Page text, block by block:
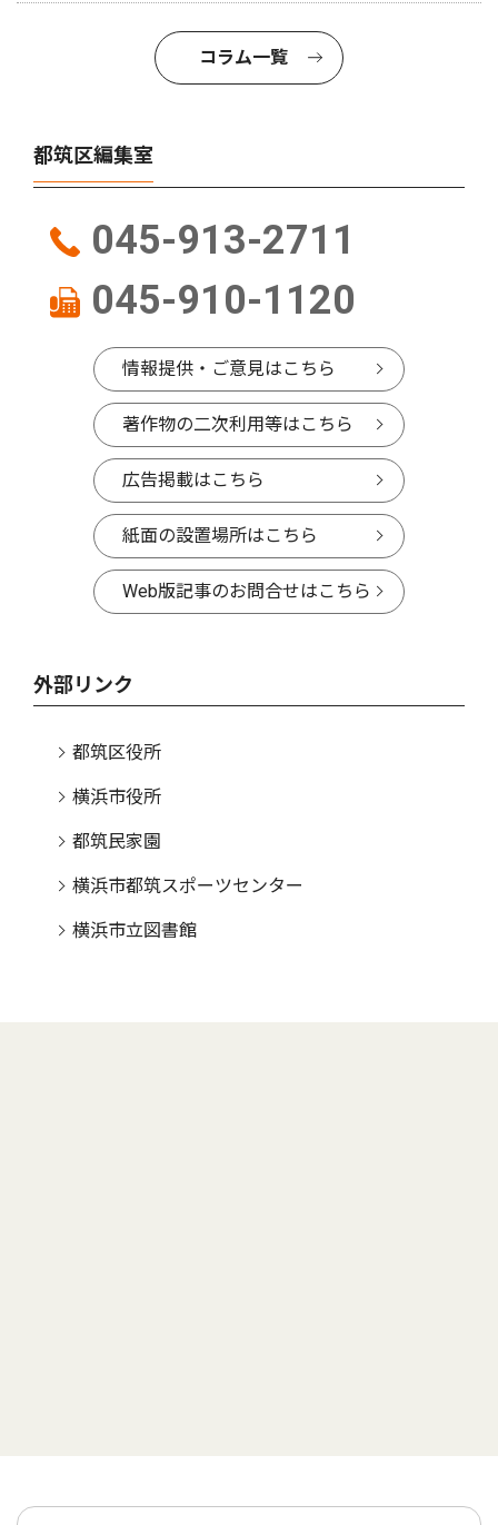
コラム一覧
都筑区編集室
045-913-2711
045-910-1120
情報提供・ご意見はこちら
著作物の二次利用等はこちら
広告掲載はこちら
紙面の設置場所はこちら
Web版記事のお問合せはこちら
外部リンク
都筑区役所
横浜市役所
都筑民家園
横浜市都筑スポーツセンター
横浜市立図書館